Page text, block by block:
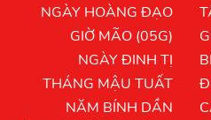
NGÀY HOÀNG ĐẠO
GIỜ MÃO (05G)
NGÀY ĐINH TỊ
THÁNG MẬU TUẤT
NĂM BÍNH DẦN